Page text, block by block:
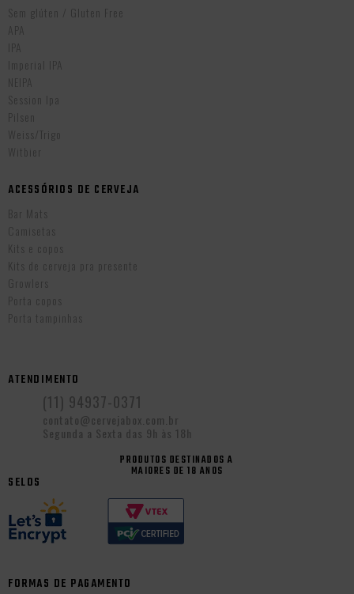
Sem glúten / Gluten Free
APA
IPA
Imperial IPA
NEIPA
Session Ipa
Pilsen
Weiss/Trigo
Witbier
ACESSÓRIOS DE CERVEJA
Bar Mats
Camisetas
Kits e copos
Kits de cerveja pra presente
Growlers
Porta copos
Porta tampinhas
ATENDIMENTO
(11) 94937-0371
contato@cervejabox.com.br
Segunda a Sexta das 9h às 18h
PRODUTOS DESTINADOS A
MAIORES DE 18 ANOS
SELOS
FORMAS DE PAGAMENTO